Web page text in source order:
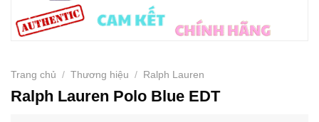
Trang chủ / Thương hiệu / Ralph Lauren
Ralph Lauren Polo Blue EDT